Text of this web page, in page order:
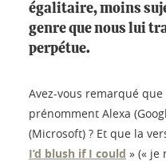
égalitaire, moins
genre que nous lui
perpétue.
Avez-vous remarqué
prénomment Alexa
(Microsoft) ? Et que la
I’d blush if I could » (« je